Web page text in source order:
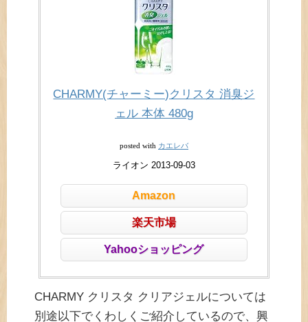
CHARMY(チャーミー)クリスタ 消臭ジ
ェル 本体 480g
posted with カエレバ
ライオン 2013-09-03
Amazon
楽天市場
Yahooショッピング
CHARMY クリスタ クリアジェルについては
別途以下でくわしくご紹介しているので、興